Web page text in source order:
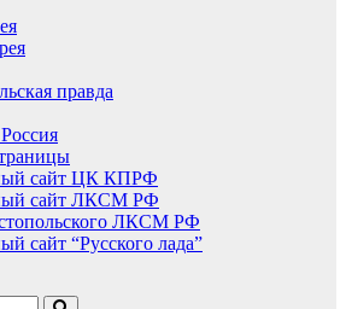
правда
сайт ЦК КПРФ
сайт ЛКСМ РФ
ЛКСМ РФ
сайт “Русского лада”